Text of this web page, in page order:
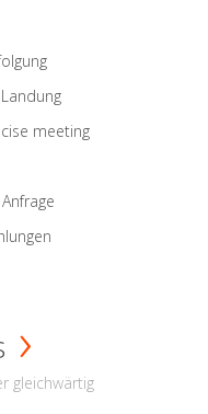
meeting
gleichwärtig